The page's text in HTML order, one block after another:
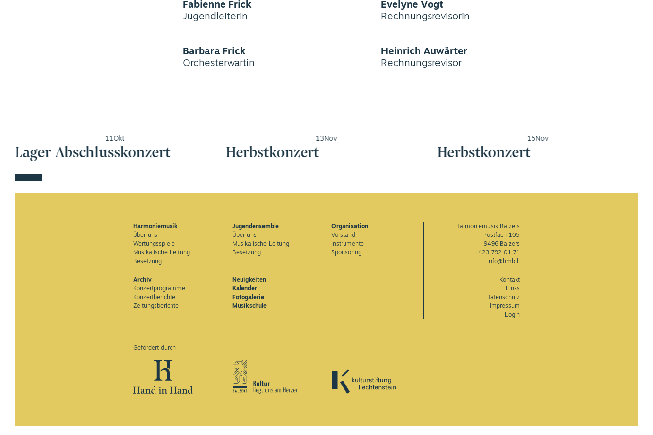
Fabienne Frick
Jugendleiterin
Barbara Frick
Orchesterwartin
Evelyne Vogt
Rechnungsrevisorin
Heinrich Auwärter
Rechnungsrevisor
11Okt
Lager-Abschlusskonzert
13Nov
Herbstkonzert
15Nov
Herbstkonzert
Harmoniemusik
Über uns
Wertungsspiele
Musikalische Leitung
Besetzung
Jugendensemble
Über uns
Musikalische Leitung
Besetzung
Organisation
Vorstand
Instrumente
Sponsoring
Archiv
Konzertprogramme
Konzertberichte
Zeitungsberichte
Neuigkeiten
Kalender
Fotogalerie
Musikschule
Harmoniemusik Balzers
Postfach 105
9496 Balzers
+423 792 01 71
info@hmb.li
Kontakt
Links
Datenschutz
Impressum
Login
Gefördert durch